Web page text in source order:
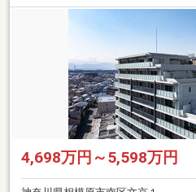
4,698万円～5,598万円